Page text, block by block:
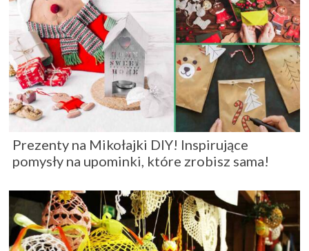
Prezenty na Mikołajki DIY! Inspirujące
pomysły na upominki, które zrobisz sama!